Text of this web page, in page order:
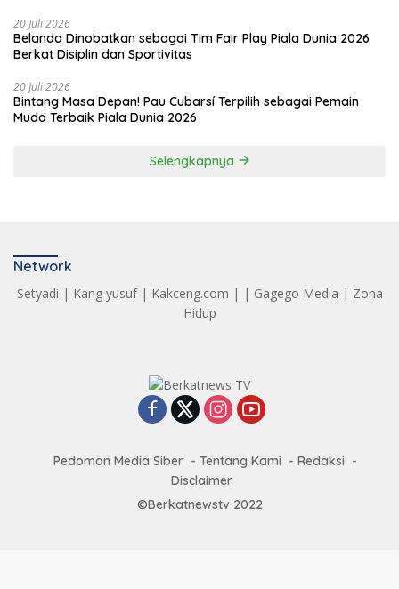
20 Juli 2026
Belanda Dinobatkan sebagai Tim Fair Play Piala Dunia 2026
Berkat Disiplin dan Sportivitas
20 Juli 2026
Bintang Masa Depan! Pau Cubarsí Terpilih sebagai Pemain
Muda Terbaik Piala Dunia 2026
Selengkapnya
Network
Setyadi | Kang yusuf| Kakceng.com | | Gagego Media | Zona
Hidup
Pedoman Media Siber Tentang Kami
Redaksi
Disclaimer
©Berkatnewstv 2022